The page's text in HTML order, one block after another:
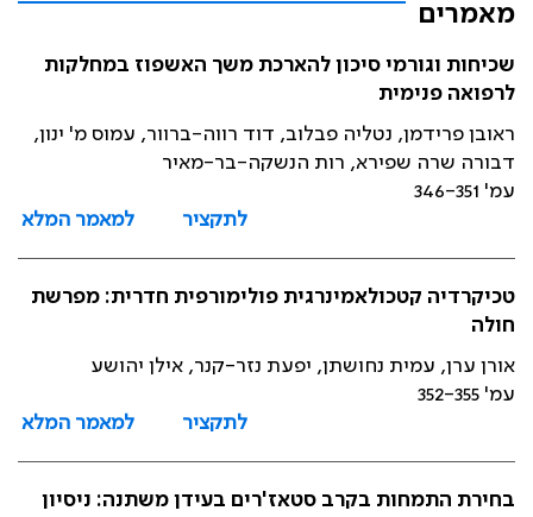
מאמרים
שכיחות וגורמי סיכון להארכת משך האשפוז במחלקות
לרפואה פנימית
ראובן פרידמן, נטליה פבלוב, דוד רווה-ברוור, עמוס מ' ינון,
דבורה שרה שפירא, רות הנשקה-בר-מאיר
עמ' 346-351
לתקציר
למאמר המלא
טכיקרדיה קטכולאמינרגית פולימורפית חדרית: מפרשת
חולה
אורן ערן, עמית נחושתן, יפעת נזר-קנר, אילן יהושע
עמ' 352-355
לתקציר
למאמר המלא
בחירת התמחות בקרב סטאז'רים בעידן משתנה: ניסיון